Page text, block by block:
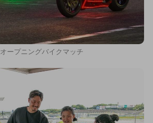
オープニングバイクマッチ